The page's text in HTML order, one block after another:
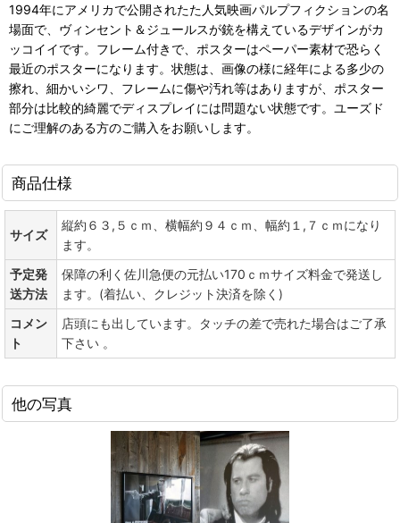
1994年にアメリカで公開されたた人気映画パルプフィクションの名
場面で、ヴィンセント＆ジュールスが銃を構えているデザインがカ
ッコイイです。フレーム付きで、ポスターはペーパー素材で恐らく
最近のポスターになります。状態は、画像の様に経年による多少の
擦れ、細かいシワ、フレームに傷や汚れ等はありますが、ポスター
部分は比較的綺麗でディスプレイには問題ない状態です。ユーズド
にご理解のある方のご購入をお願いします。
商品仕様
サイズ
縦約６３,５ｃｍ、横幅約９４ｃｍ、幅約１,７ｃｍになり
ます。
予定発
送方法
保障の利く佐川急便の元払い170ｃｍサイズ料金で発送し
ます。(着払い、クレジット決済を除く)
コメン
ト
店頭にも出しています。タッチの差で売れた場合はご了承
下さい 。
他の写真